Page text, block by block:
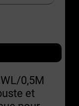
0,5M
et